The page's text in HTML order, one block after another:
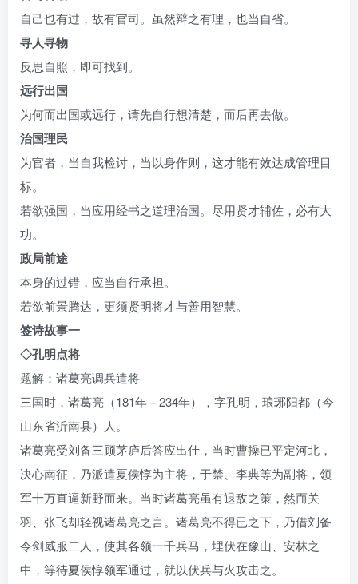
自己也有过，故有官司。虽然辩之有理，也当自省。
寻人寻物
反思自照，即可找到。
远行出国
为何而出国或远行，请先自行想清楚，而后再去做。
治国理民
为官者，当自我检讨，当以身作则，这才能有效达成管理目
标。
若欲强国，当应用经书之道理治国。尽用贤才辅佐，必有大
功。
政局前途
本身的过错，应当自行承担。
若欲前景腾达，更须贤明将才与善用智慧。
签诗故事一
◇孔明点将
题解：诸葛亮调兵遣将
三国时，诸葛亮（181年－234年），字孔明，琅琊阳都（今
山东省沂南县）人。
诸葛亮受刘备三顾茅庐后答应出仕，当时曹操已平定河北，
决心南征，乃派遣夏侯惇为主将，于禁、李典等为副将，领
军十万直逼新野而来。当时诸葛亮虽有退敌之策，然而关
羽、张飞却轻视诸葛亮之言。诸葛亮不得已之下，乃借刘备
令剑威服二人，使其各领一千兵马，埋伏在豫山、安林之
中，等待夏侯惇领军通过，就以伏兵与火攻击之。